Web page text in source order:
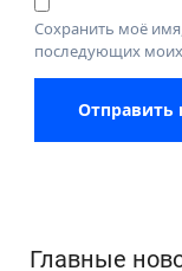
Сохранить моё
последующих
Главные